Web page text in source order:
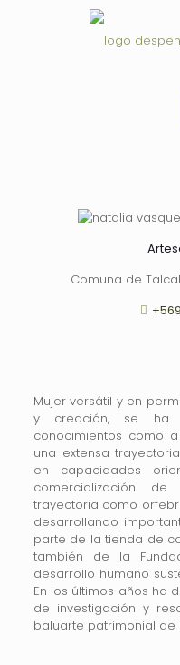
Comuna de
Mujer versátil y en
y creación, se ha
conocimientos como
una extensa
en capacidades
comercialización
trayectoria como
desarrollando
parte de la tienda de
también de la
desarrollo humano
En los últimos años ha
de investigación y
baluarte patrimonial de